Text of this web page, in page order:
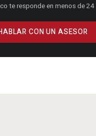
te responde en menos de 24
CON UN ASESOR